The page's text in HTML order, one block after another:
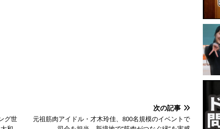
グ世
次の記事
元祖筋肉アイドル・才木玲佳、800名規模のイベントで